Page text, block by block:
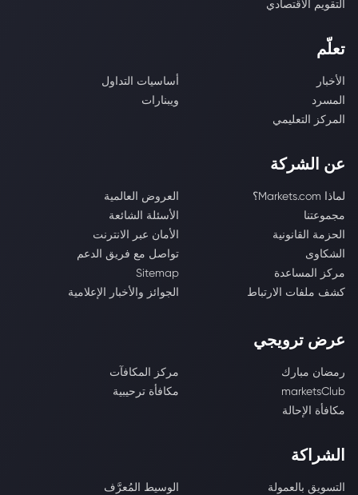
التقويم الاقتصادي
تعلّم
الأخبار
أساسيات التداول
المسرد
ويبنارات
المركز التعليمي
عن الشركة
لماذا Markets.com؟
العروض العالمية
مجموعتنا
الأسئلة الشائعة
الحزمة القانونية
الأمان عبر الانترنت
الشكاوى
تواصل مع فريق الدعم
مركز المساعدة
Sitemap
كشف ملفات الارتباط
الجوائز والأخبار الإعلامية
عرض ترويجي
رمضان مبارك
مركز المكافآت
marketsClub
مكافأة ترحيبية
مكافأة الإحالة
الشراكة
التسويق بالعمولة الوسيط المُعرَّف